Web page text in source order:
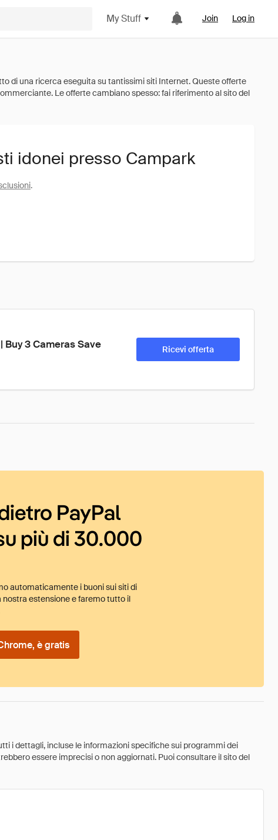
My Stuff Join Log in
idonei presso Campark
.
Buy 3 Cameras Save
Ricevi offerta
PayPal
più di 30.000
automaticamente i buoni sui siti di
nostra estensione e faremo tutto il
è gratis
i dettagli, incluse le informazioni specifiche sui programmi dei
essere imprecisi o non aggiornati. Puoi consultare il sito del